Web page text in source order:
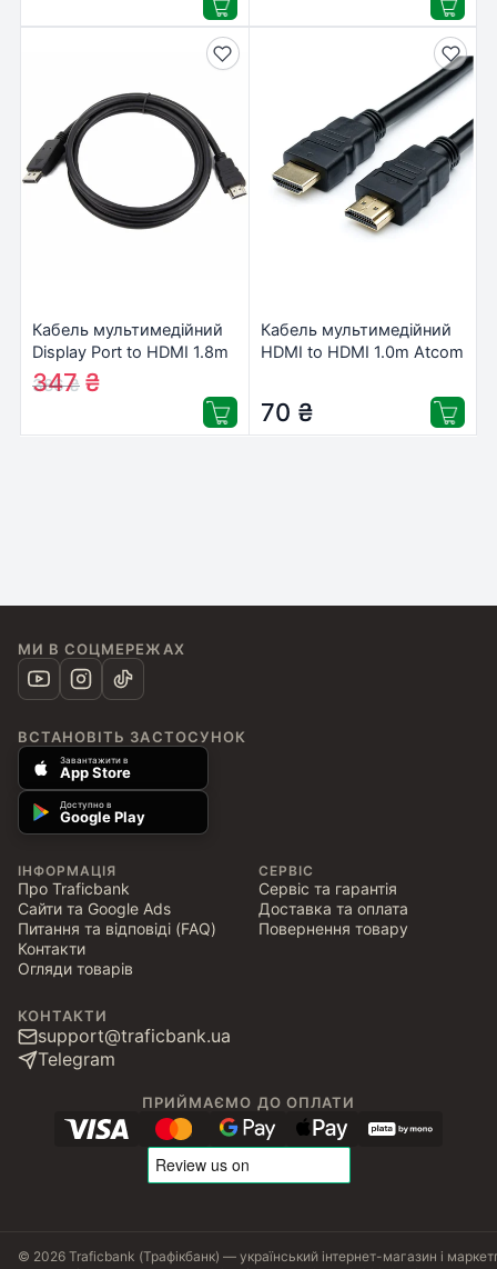
Кабель мультимедійний
Display Port to HDMI 1.8m
Cablexpert (CC-DP-HDMI-
6)
386₴
347₴
Кабель мультимедійний
HDMI to HDMI 1.0m Atcom
70 ₴
МИ В СОЦМЕРЕЖАХ
ВСТАНОВІТЬ ЗАСТОСУНОК
Завантажити в
App Store
Доступно в
Google Play
ІНФОРМАЦІЯ
Про Traficbank
Сайти та Google Ads
Питання та відповіді (FAQ)
Контакти
Огляди товарів
СЕРВІС
Сервіс та гарантія
Доставка та оплата
Повернення товару
КОНТАКТИ
support@traficbank.ua
Telegram
ПРИЙМАЄМО ДО ОПЛАТИ
© 2026 Traficbank (Трафікбанк) — український інтернет-магазин і